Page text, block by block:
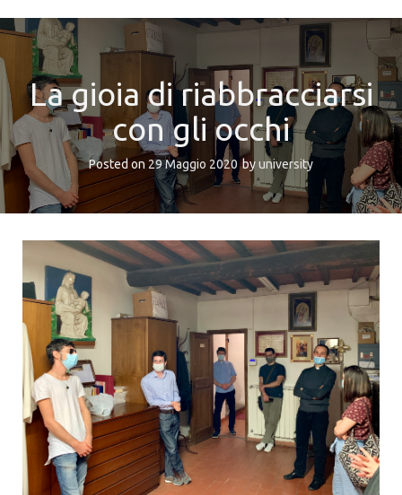
La gioia di riabbracciarsi
con gli occhi
Posted on 29 Maggio 2020byuniversity